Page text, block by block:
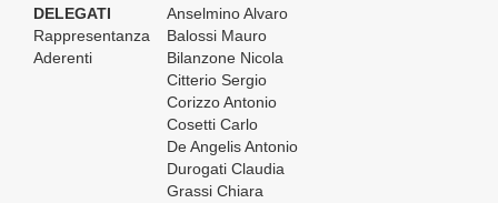
DELEGATI
Anselmino Alvaro
Rappresentanza
Aderenti
Balossi Mauro
Bilanzone Nicola
Citterio Sergio
Corizzo Antonio
Cosetti Carlo
De Angelis Antonio
Durogati Claudia
Grassi Chiara